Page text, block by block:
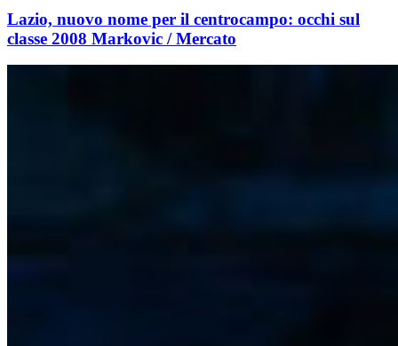
Lazio, nuovo nome per il centrocampo: occhi sul
classe 2008 Markovic / Mercato